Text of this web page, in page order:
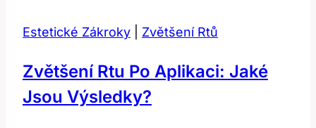
Estetické Zákroky Zvětšení Rtů
Zvětšení Rtu Po Aplikaci: Jaké
Jsou Výsledky?